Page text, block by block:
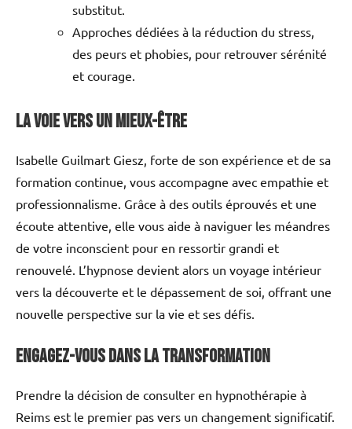
substitut.
Approches dédiées à la réduction du stress,
des peurs et phobies, pour retrouver sérénité
et courage.
La voie vers un mieux-être
Isabelle Guilmart Giesz, forte de son expérience et de sa
formation continue, vous accompagne avec empathie et
professionnalisme. Grâce à des outils éprouvés et une
écoute attentive, elle vous aide à naviguer les méandres
de votre inconscient pour en ressortir grandi et
renouvelé. L’hypnose devient alors un voyage intérieur
vers la découverte et le dépassement de soi, offrant une
nouvelle perspective sur la vie et ses défis.
Engagez-vous dans la transformation
Prendre la décision de consulter en hypnothérapie à
Reims est le premier pas vers un changement significatif.